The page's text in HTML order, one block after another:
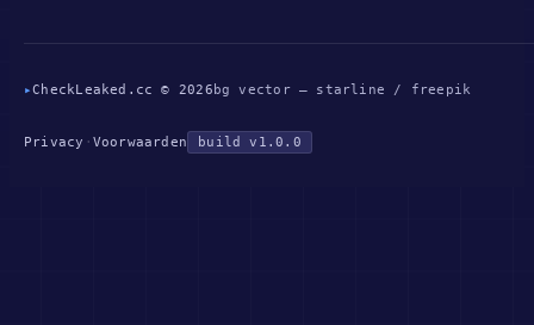
▸CheckLeaked.cc © 2026 bg vector — starline / freepik
Privacy · Voorwaarden build v1.0.0